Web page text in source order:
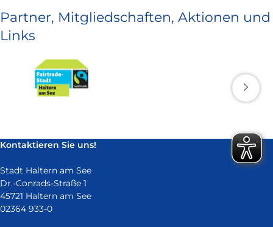
Partner, Mitgliedschaften, Aktionen und
Links
Kontaktieren Sie uns!
Stadt Haltern am See
Dr.-Conrads-Straße 1
45721 Haltern am See
02364 933-0